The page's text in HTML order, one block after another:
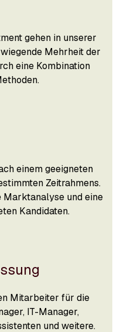
gehen in unserer
Mehrheit der
eine Kombination
einem geeigneten
Zeitrahmens.
und eine
Kandidaten.
Mitarbeiter für die
IT-Manager,
und weitere.